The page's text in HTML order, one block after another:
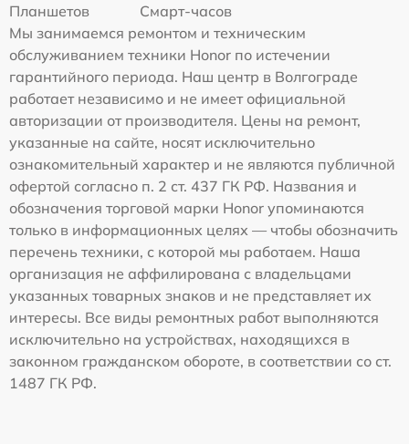
Планшетов
Смарт-часов
Мы занимаемся ремонтом и техническим
обслуживанием техники Honor по истечении
гарантийного периода. Наш центр в Волгограде
работает независимо и не имеет официальной
авторизации от производителя. Цены на ремонт,
указанные на сайте, носят исключительно
ознакомительный характер и не являются публичной
офертой согласно п. 2 ст. 437 ГК РФ. Названия и
обозначения торговой марки Honor упоминаются
только в информационных целях — чтобы обозначить
перечень техники, с которой мы работаем. Наша
организация не аффилирована с владельцами
указанных товарных знаков и не представляет их
интересы. Все виды ремонтных работ выполняются
исключительно на устройствах, находящихся в
законном гражданском обороте, в соответствии со ст.
1487 ГК РФ.